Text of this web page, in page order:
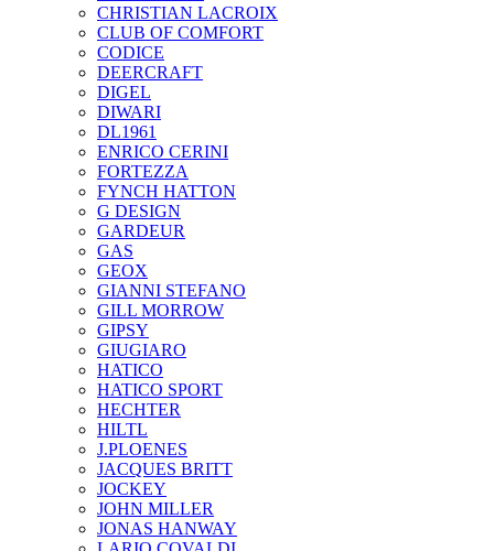
CHRISTIAN LACROIX
CLUB OF COMFORT
CODICE
DEERCRAFT
DIGEL
DIWARI
DL1961
ENRICO CERINI
FORTEZZA
FYNCH HATTON
G DESIGN
GARDEUR
GAS
GEOX
GIANNI STEFANO
GILL MORROW
GIPSY
GIUGIARO
HATICO
HATICO SPORT
HECHTER
HILTL
J.PLOENES
JAСQUES BRITT
JOCKEY
JOHN MILLER
JONAS HANWAY